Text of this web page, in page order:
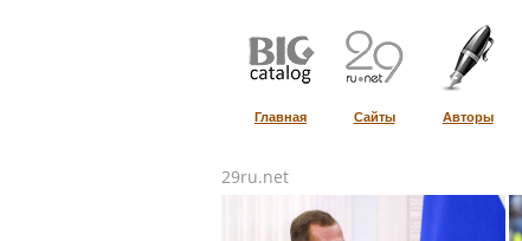
Главная Сайты Авторы
29ru.net